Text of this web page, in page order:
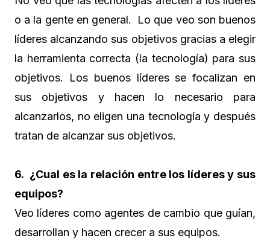
o a la gente en general. Lo que veo son buenos
líderes alcanzando sus objetivos gracias a elegir
la herramienta correcta (la tecnología) para sus
objetivos. Los buenos líderes se focalizan en
sus objetivos y hacen lo necesario para
alcanzarlos, no eligen una tecnología y después
tratan de alcanzar sus objetivos.
6. ¿Cual es la relación entre los líderes y sus
equipos?
Veo líderes como agentes de cambio que guían,
desarrollan y hacen crecer a sus equipos.